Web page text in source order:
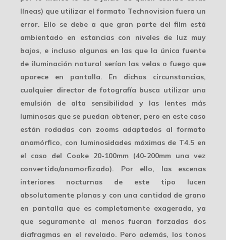
líneas) que utilizar el formato Technovision fuera un
error. Ello se debe a que gran parte del film está
ambientado en estancias con niveles de luz muy
bajos, e incluso algunas en las que la única fuente
de iluminación natural serían las velas o fuego que
aparece en pantalla. En dichas circunstancias,
cualquier director de fotografía busca utilizar una
emulsión de alta sensibilidad y las lentes más
luminosas que se puedan obtener, pero en este caso
están rodadas con zooms adaptados al formato
anamórfico, con luminosidades máximas de T4.5 en
el caso del Cooke 20-100mm (40-200mm una vez
convertido/anamorfizado). Por ello, las escenas
interiores nocturnas de este tipo lucen
absolutamente planas y con una cantidad de grano
en pantalla que es completamente exagerada, ya
que seguramente al menos fueran forzadas dos
diafragmas en el revelado. Pero además, los tonos